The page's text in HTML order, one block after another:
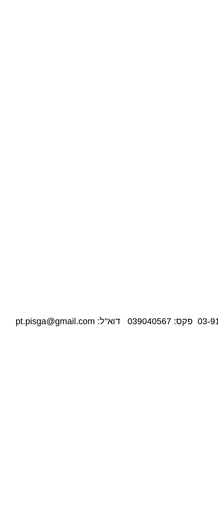
03- פקס:039040567 דוא"ל: pt.pisga@gmail.com